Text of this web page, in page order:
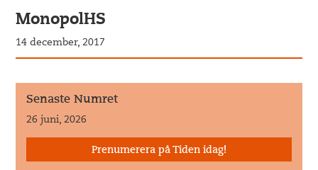
MonopolHS
14 december, 2017
Senaste Numret
26 juni, 2026
Prenumerera på Tiden idag!